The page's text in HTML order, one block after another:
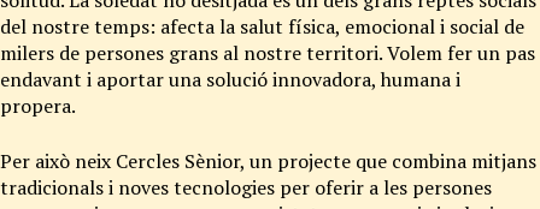
del nostre temps: afecta la salut física, emocional i social de
milers de persones grans al nostre territori. Volem fer un pas
endavant i aportar una solució innovadora, humana i
propera.
Per això neix Cercles Sènior, un projecte que combina mitjans
tradicionals i noves tecnologies per oferir a les persones